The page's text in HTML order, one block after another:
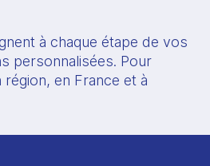
à chaque étape de vos
personnalisées. Pour
en France et à